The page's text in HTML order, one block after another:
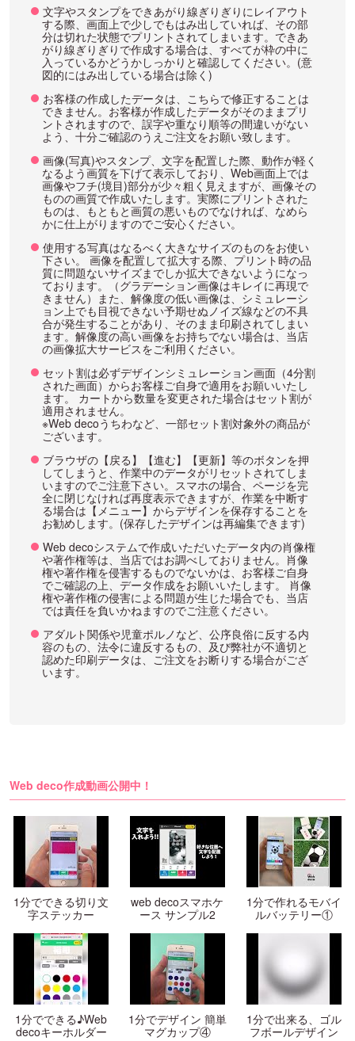
文字やスタンプをできあがり線ぎりぎりにレイアウト
する際、画面上で少しでもはみ出していれば、その部
分は切れた状態でプリントされてしまいます。できあ
がり線ぎりぎりで作成する場合は、すべてが枠の中に
入っているかどうかしっかりと確認してください。(意
図的にはみ出している場合は除く)
お客様の作成したデータは、こちらで修正することは
できません。お客様が作成したデータがそのままプリ
ントされますので、誤字や重なり順等の間違いがない
よう、十分ご確認のうえご注文をお願い致します。
画像(写真)やスタンプ、文字を配置した際、動作が軽く
なるよう画質を下げて表示しており、Web画面上では
画像やフチ(境目)部分が少々粗く見えますが、画像その
ものの画質で作成いたします。実際にプリントされた
ものは、もともと画質の悪いものでなければ、なめら
かに仕上がりますのでご安心ください。
使用する写真はなるべく大きなサイズのものをお使い
下さい。 画像を配置して拡大する際、プリント時の品
質に問題ないサイズまでしか拡大できないようになっ
ております。（グラデーション画像はキレイに再現で
きません）また、解像度の低い画像は、シミュレーシ
ョン上でも目視できない予期せぬノイズ線などの不具
合が発生することがあり、そのまま印刷されてしまい
ます。解像度の高い画像をお持ちでない場合は、当店
の画像拡大サービスをご利用ください。
セット割は必ずデザインシミュレーション画面（4分割
された画面）からお客様ご自身で適用をお願いいたし
ます。 カートから数量を変更された場合はセット割が
適用されません。
※Web decoうちわなど、一部セット割対象外の商品が
ございます。
ブラウザの【戻る】【進む】【更新】等のボタンを押
してしまうと、作業中のデータがリセットされてしま
いますのでご注意下さい。スマホの場合、ページを完
全に閉じなければ再度表示できますが、作業を中断す
る場合は【メニュー】からデザインを保存することを
お勧めします。(保存したデザインは再編集できます)
Web decoシステムで作成いただいたデータ内の肖像権
や著作権等は、当店ではお調べしておりません。肖像
権や著作権を侵害するものでないかは、お客様ご自身
でご確認の上、データ作成をお願いいたします。 肖像
権や著作権の侵害による問題が生じた場合でも、当店
では責任を負いかねますのでご注意ください。
アダルト関係や児童ポルノなど、公序良俗に反する内
容のもの、法令に違反するもの、及び弊社が不適切と
認めた印刷データは、ご注文をお断りする場合がござ
います。
Web deco作成動画公開中！
1分でできる切り文
字ステッカー
web decoスマホケ
ース サンプル2
1分で作れるモバイ
ルバッテリー①
1分でできる♪Web
decoキーホルダー
1分でデザイン 簡単
マグカップ④
1分で出来る、ゴル
フボールデザイン